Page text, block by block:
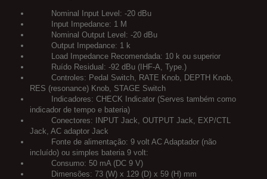
Nominal Input Level: -20 dBu
Input Impedance: 1 M
Nominal Output Level: -20 dBu
Output Impedance: 1 k
Load Impedance Recomendada: 10 k ou superior
Ruído Residual: -92 dBu (IHF-A, Type.)
Controles: Pedal Switch, RATE Knob, DEPTH Knob,
RES (resonance) Knob, STAGE Switch
Indicadores: CHECK Indicator (Serves também como
indicador de tempo e bateria)
Conectores: INPUT Jack, OUTPUT Jack, EXP/CTL
Jack, AC adaptor Jack
Fonte de alimentação: 9 volt AC Adaptador (não
incluído) ou simples bateria 9 volt:
Consumo: 50 mA (DC 9 V)
Dimensões: 73 (W) x 129 (D) x 59 (H) mm